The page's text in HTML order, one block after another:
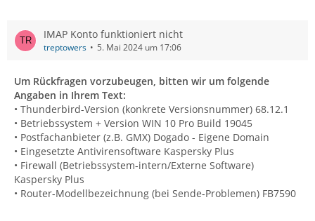
IMAP Konto funktioniert nicht
treptowers 5. Mai 2024 um 17:06
Um Rückfragen vorzubeugen, bitten wir um folgende
Angaben in Ihrem Text:
• Thunderbird-Version (konkrete Versionsnummer) 68.12.1
• Betriebssystem + Version WIN 10 Pro Build 19045
• Postfachanbieter (z.B. GMX) Dogado - Eigene Domain
• Eingesetzte Antivirensoftware Kaspersky Plus
• Firewall (Betriebssystem-intern/Externe Software)
Kaspersky Plus
• Router-Modellbezeichnung (bei Sende-Problemen) FB7590